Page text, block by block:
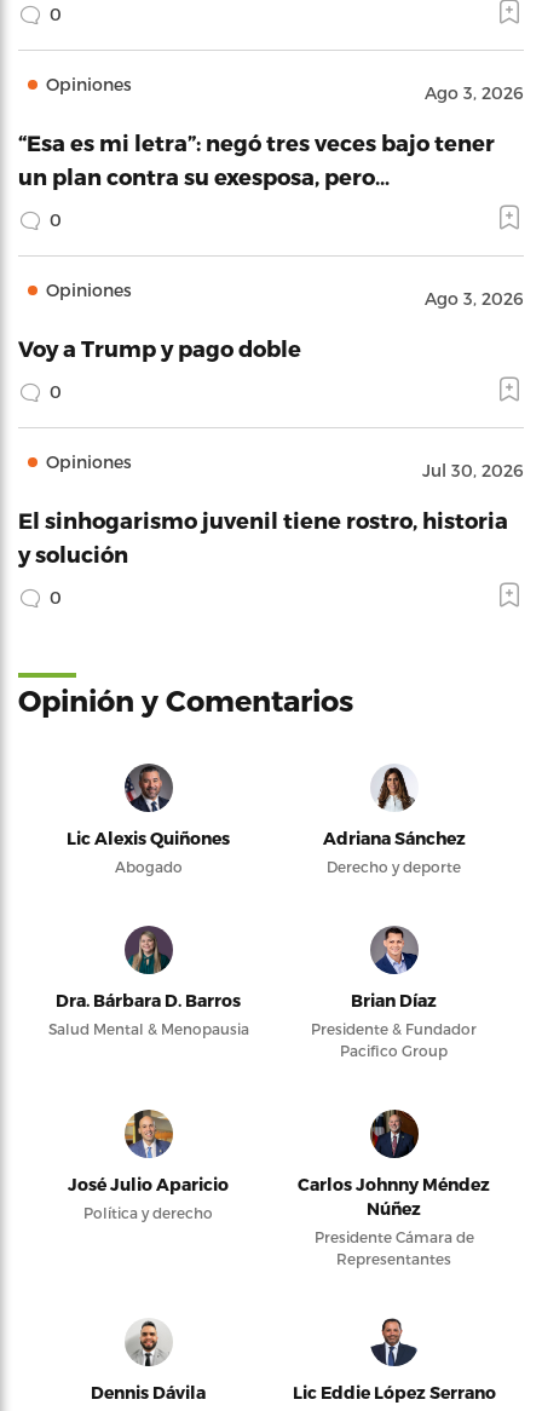
0
Opiniones Ago 3, 2026
“Esa es mi letra”: negó tres veces bajo tener
un plan contra su exesposa, pero…
0
Opiniones Ago 3, 2026
Voy a Trump y pago doble
0
Opiniones Jul 30, 2026
El sinhogarismo juvenil tiene rostro, historia
y solución
0
Opinión y Comentarios
Lic Alexis Quiñones
Abogado
Adriana Sánchez
Derecho y deporte
Dra. Bárbara D. Barros
Salud Mental & Menopausia
Brian Díaz
Presidente & Fundador
Pacifico Group
José Julio Aparicio
Política y derecho
Carlos Johnny Méndez
Núñez
Presidente Cámara de
Representantes
Dennis Dávila Lic Eddie López Serrano